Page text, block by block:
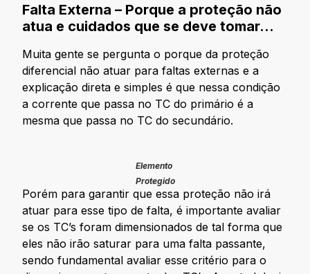
Falta Externa – Porque a proteção não
atua e cuidados que se deve tomar…
Muita gente se pergunta o porque da proteção
diferencial não atuar para faltas externas e a
explicação direta e simples é que nessa condição
a corrente que passa no TC do primário é a
mesma que passa no TC do secundário.
Elemento
Protegido
Porém para garantir que essa proteção não irá
atuar para esse tipo de falta, é importante avaliar
se os TC’s foram dimensionados de tal forma que
eles não irão saturar para uma falta passante,
sendo fundamental avaliar esse critério para o